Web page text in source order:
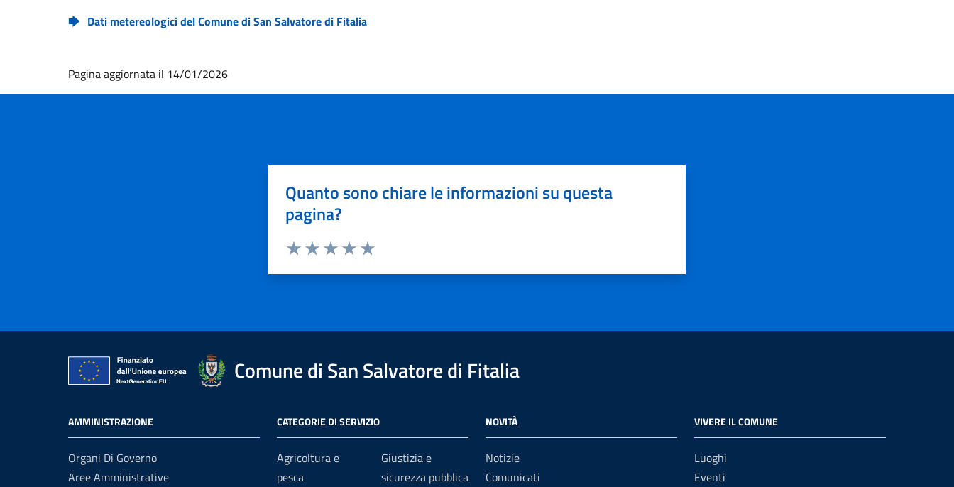
Dati metereologici del Comune di San Salvatore di Fitalia
Pagina aggiornata il 14/01/2026
Quanto sono chiare le informazioni su questa
pagina?
Comune di San Salvatore di Fitalia
AMMINISTRAZIONE
Organi Di Governo
Aree Amministrative
CATEGORIE DI SERVIZIO
Agricoltura e
pesca
Giustizia e
sicurezza pubblica
NOVITÀ
Notizie
Comunicati
VIVERE IL COMUNE
Luoghi
Eventi